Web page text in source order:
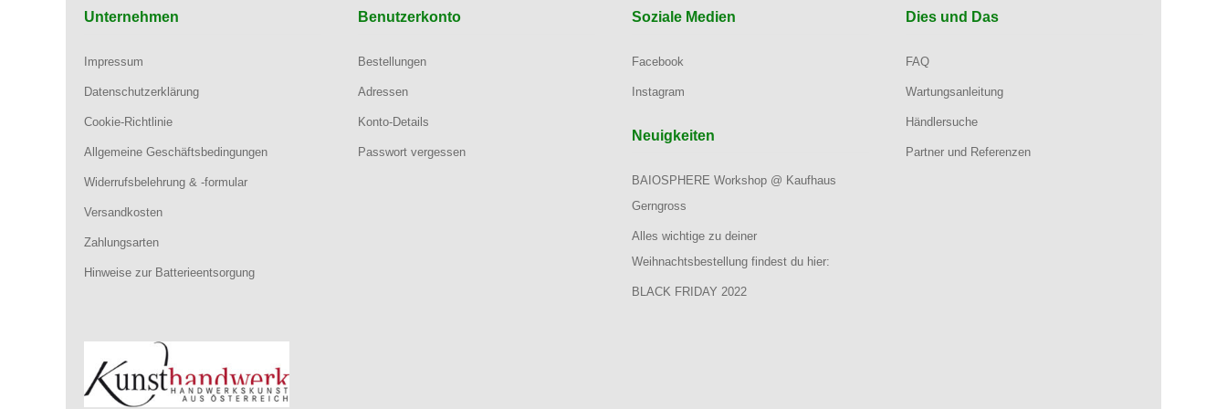
Unternehmen
Impressum
Datenschutzerklärung
Cookie-Richtlinie
Allgemeine Geschäftsbedingungen
Widerrufsbelehrung & -formular
Versandkosten
Zahlungsarten
Hinweise zur Batterieentsorgung
Benutzerkonto
Bestellungen
Adressen
Konto-Details
Passwort vergessen
Soziale Medien
Facebook
Instagram
Neuigkeiten
BAIOSPHERE Workshop @ Kaufhaus
Gerngross
Alles wichtige zu deiner
Weihnachtsbestellung findest du hier:
BLACK FRIDAY 2022
Dies und Das
FAQ
Wartungsanleitung
Händlersuche
Partner und Referenzen